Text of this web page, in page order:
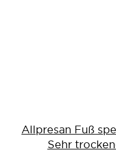
Allpresan Fuß
Sehr